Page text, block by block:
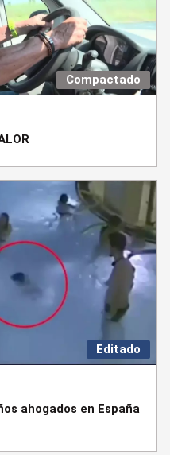
Compactado
Editado
ahogados en España